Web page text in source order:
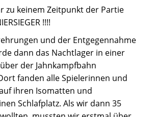
zu keinem Zeitpunkt der Partie
!!!!
und der Entgegennahme
dann das Nachtlager in einer
der Jahnkampfbahn
fanden alle Spielerinnen und
ihren Isomatten und
Schlafplatz. Als wir dann 35